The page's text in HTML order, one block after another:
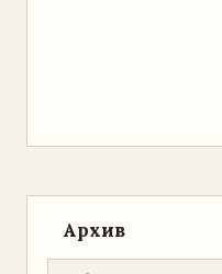
Архив